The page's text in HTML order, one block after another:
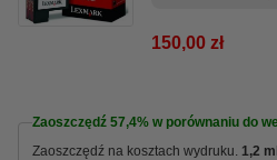
150,00 zł
Zaoszczędź 57,4% w porównaniu do
Zaoszczędź na kosztach wydruku. 1,2